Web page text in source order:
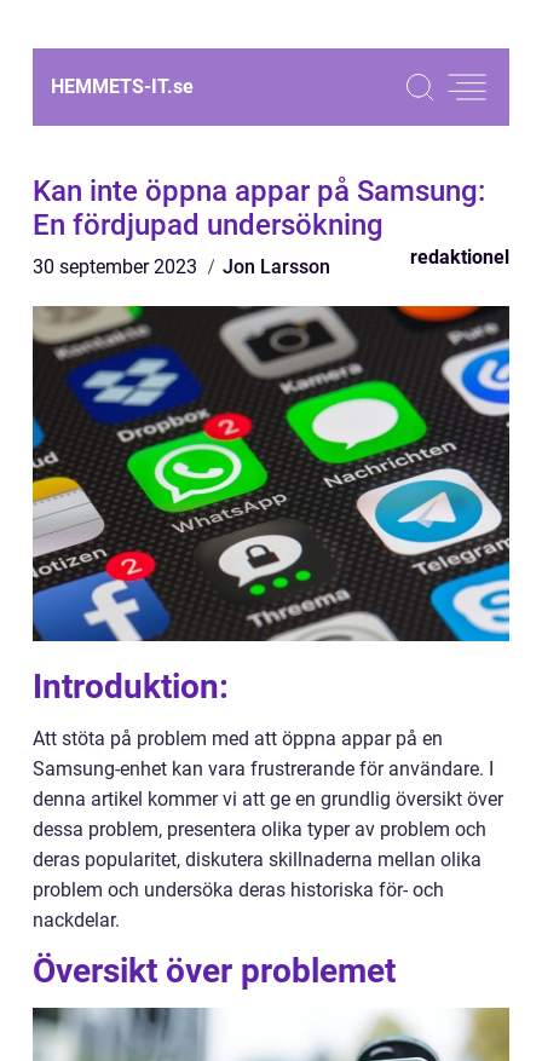
HEMMETS-IT.se
Kan inte öppna appar på Samsung:
En fördjupad undersökning
30 september 2023 Jon Larsson redaktionel
Introduktion:
Att stöta på problem med att öppna appar på en
Samsung-enhet kan vara frustrerande för användare. I
denna artikel kommer vi att ge en grundlig översikt över
dessa problem, presentera olika typer av problem och
deras popularitet, diskutera skillnaderna mellan olika
problem och undersöka deras historiska för- och
nackdelar.
Översikt över problemet